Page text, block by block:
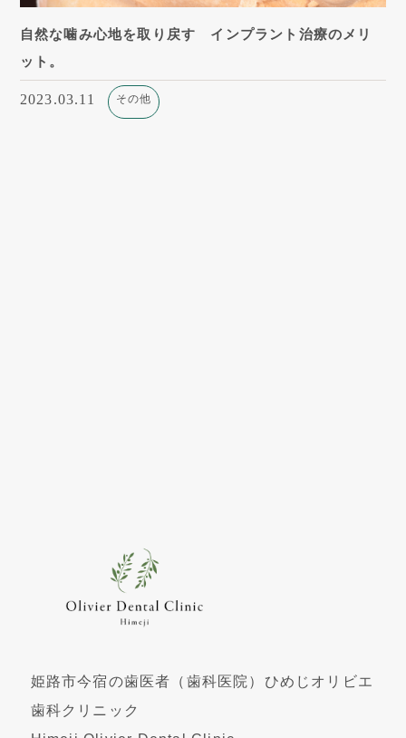
自然な噛み心地を取り戻す インプラント治療のメリ
ット。
2023.03.11 その他
姫路市今宿の歯医者（歯科医院）ひめじオリビエ
歯科クリニック